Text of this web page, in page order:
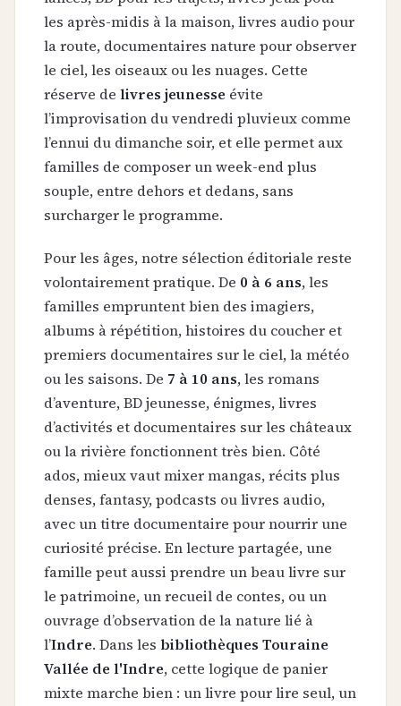
les après-midis à la maison, livres audio pour
la route, documentaires nature pour observer
le ciel, les oiseaux ou les nuages. Cette
réserve de livres jeunesse évite
l’improvisation du vendredi pluvieux comme
l’ennui du dimanche soir, et elle permet aux
familles de composer un week-end plus
souple, entre dehors et dedans, sans
surcharger le programme.
Pour les âges, notre sélection éditoriale reste
volontairement pratique. De 0 à 6 ans, les
familles empruntent bien des imagiers,
albums à répétition, histoires du coucher et
premiers documentaires sur le ciel, la météo
ou les saisons. De 7 à 10 ans, les romans
d’aventure, BD jeunesse, énigmes, livres
d’activités et documentaires sur les châteaux
ou la rivière fonctionnent très bien. Côté
ados, mieux vaut mixer mangas, récits plus
denses, fantasy, podcasts ou livres audio,
avec un titre documentaire pour nourrir une
curiosité précise. En lecture partagée, une
famille peut aussi prendre un beau livre sur
le patrimoine, un recueil de contes, ou un
ouvrage d’observation de la nature lié à
l’Indre. Dans les bibliothèques Touraine
Vallée de l'Indre, cette logique de panier
mixte marche bien : un livre pour lire seul, un